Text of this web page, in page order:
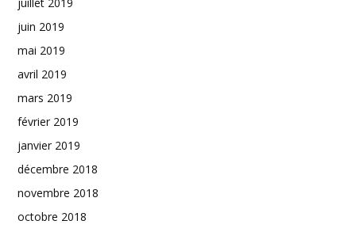
juin 2019
mai 2019
avril 2019
mars 2019
février 2019
janvier 2019
décembre 2018
novembre 2018
octobre 2018